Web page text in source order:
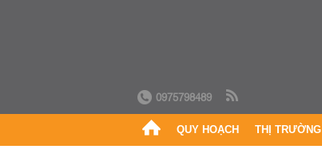
0975798489
QUY HOẠCH THỊ TRƯỜNG